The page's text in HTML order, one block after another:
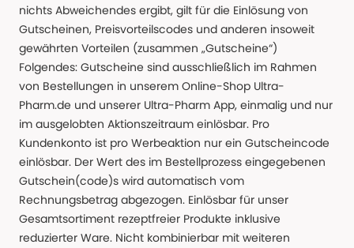
nichts Abweichendes ergibt, gilt für die Einlösung von
Gutscheinen, Preisvorteilscodes und anderen insoweit
gewährten Vorteilen (zusammen „Gutscheine“)
Folgendes: Gutscheine sind ausschließlich im Rahmen
von Bestellungen in unserem Online-Shop Ultra-
Pharm.de und unserer Ultra-Pharm App, einmalig und nur
im ausgelobten Aktionszeitraum einlösbar. Pro
Kundenkonto ist pro Werbeaktion nur ein Gutscheincode
einlösbar. Der Wert des im Bestellprozess eingegebenen
Gutschein(code)s wird automatisch vom
Rechnungsbetrag abgezogen. Einlösbar für unser
Gesamtsortiment rezeptfreier Produkte inklusive
reduzierter Ware. Nicht kombinierbar mit weiteren